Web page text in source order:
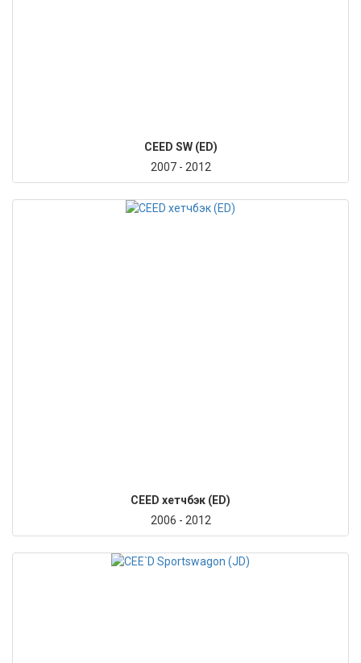
CEED SW (ED)
2007 - 2012
CEED хетчбэк (ED)
2006 - 2012